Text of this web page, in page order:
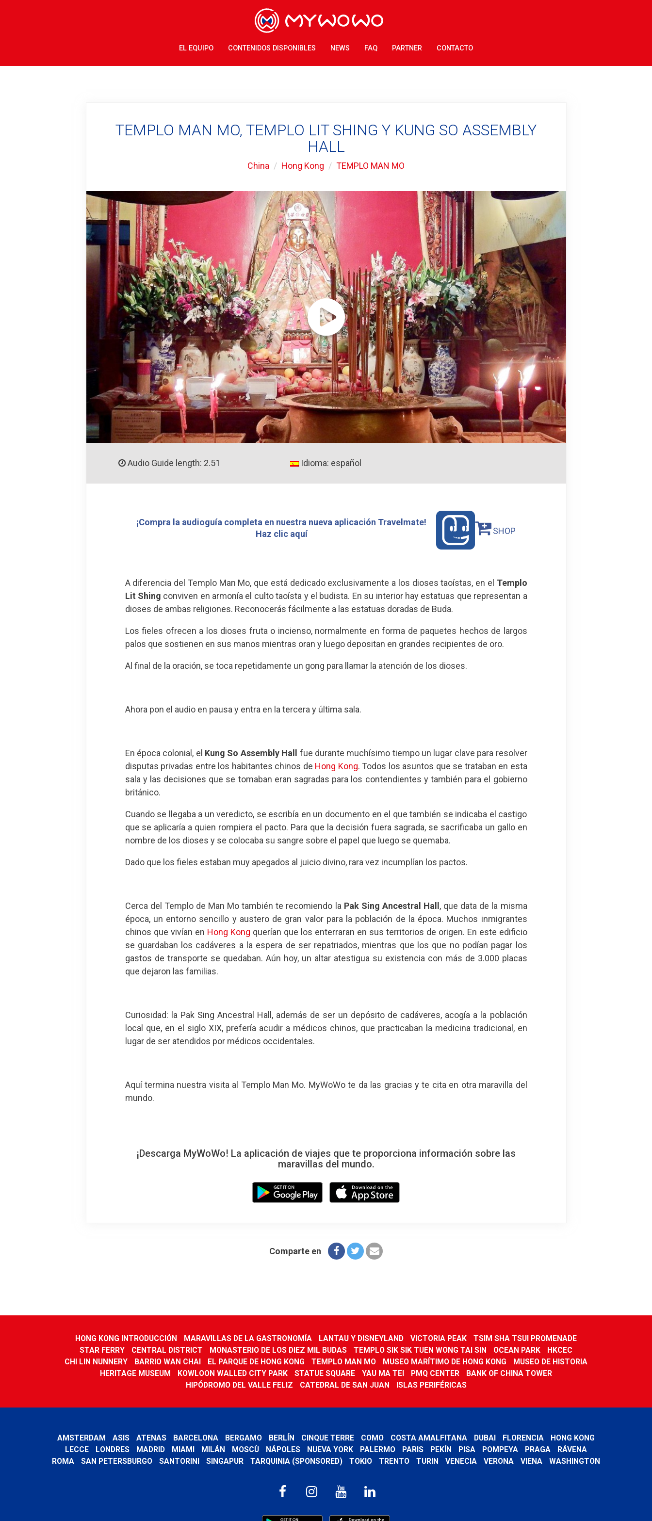
EL EQUIPO CONTENIDOS DISPONIBLES NEWS FAQ PARTNER CONTACTO
TEMPLO MAN MO, TEMPLO LIT SHING Y KUNG SO ASSEMBLY
HALL
China Hong Kong TEMPLO MAN MO
Audio Guide length: 2.51 Idioma: español
¡Compra la audioguía completa en nuestra nueva aplicación Travelmate!
Haz clic aquí
SHOP
A diferencia del Templo Man Mo, que está dedicado exclusivamente a los dioses taoístas, en el Templo
Lit Shing conviven en armonía el culto taoísta y el budista. En su interior hay estatuas que representan a
dioses de ambas religiones. Reconocerás fácilmente a las estatuas doradas de Buda.
Los fieles ofrecen a los dioses fruta o incienso, normalmente en forma de paquetes hechos de largos
palos que sostienen en sus manos mientras oran y luego depositan en grandes recipientes de oro.
Al final de la oración, se toca repetidamente un gong para llamar la atención de los dioses.
Ahora pon el audio en pausa y entra en la tercera y última sala.
En época colonial, el Kung So Assembly Hall fue durante muchísimo tiempo un lugar clave para resolver
disputas privadas entre los habitantes chinos de Hong Kong. Todos los asuntos que se trataban en esta
sala y las decisiones que se tomaban eran sagradas para los contendientes y también para el gobierno
británico.
Cuando se llegaba a un veredicto, se escribía en un documento en el que también se indicaba el castigo
que se aplicaría a quien rompiera el pacto. Para que la decisión fuera sagrada, se sacrificaba un gallo en
nombre de los dioses y se colocaba su sangre sobre el papel que luego se quemaba.
Dado que los fieles estaban muy apegados al juicio divino, rara vez incumplían los pactos.
Cerca del Templo de Man Mo también te recomiendo la Pak Sing Ancestral Hall, que data de la misma
época, un entorno sencillo y austero de gran valor para la población de la época. Muchos inmigrantes
chinos que vivían en Hong Kong querían que los enterraran en sus territorios de origen. En este edificio
se guardaban los cadáveres a la espera de ser repatriados, mientras que los que no podían pagar los
gastos de transporte se quedaban. Aún hoy, un altar atestigua su existencia con más de 3.000 placas
que dejaron las familias.
Curiosidad: la Pak Sing Ancestral Hall, además de ser un depósito de cadáveres, acogía a la población
local que, en el siglo XIX, prefería acudir a médicos chinos, que practicaban la medicina tradicional, en
lugar de ser atendidos por médicos occidentales.
Aquí termina nuestra visita al Templo Man Mo. MyWoWo te da las gracias y te cita en otra maravilla del
mundo.
¡Descarga MyWoWo! La aplicación de viajes que te proporciona información sobre las
maravillas del mundo.
Comparte en
HONG KONG INTRODUCCIÓN MARAVILLAS DE LA GASTRONOMÍA LANTAU Y DISNEYLAND VICTORIA PEAK
TSIM SHA TSUI PROMENADE
STAR FERRY
CENTRAL DISTRICT MONASTERIO DE LOS DIEZ MIL BUDAS TEMPLO SIK SIK TUEN WONG TAI SIN OCEAN PARK
HKCEC
CHI LIN NUNNERY
BARRIO WAN CHAI EL PARQUE DE HONG KONG TEMPLO MAN MO MUSEO MARÍTIMO DE HONG KONG
MUSEO DE HISTORIA
HERITAGE MUSEUM
KOWLOON WALLED CITY PARK STATUE SQUARE YAU MA TEI PMQ CENTER
BANK OF CHINA TOWER
HIPÓDROMO DEL VALLE FELIZ
CATEDRAL DE SAN JUAN ISLAS PERIFÉRICAS
AMSTERDAM ASIS ATENAS BARCELONA BERGAMO BERLÍN CINQUE TERRE COMO COSTA AMALFITANA DUBAI FLORENCIA
HONG KONG
LECCE
LONDRES MADRID MIAMI MILÁN MOSCÙ NÁPOLES NUEVA YORK PALERMO PARIS PEKÍN PISA POMPEYA PRAGA
RÁVENA
ROMA
SAN PETERSBURGO SANTORINI SINGAPUR TARQUINIA (SPONSORED) TOKIO TRENTO TURIN VENECIA VERONA VIENA WASHINGTON